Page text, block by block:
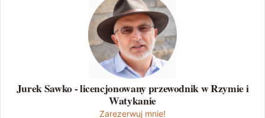
Jurek Sawko - licencjonowany przewodnik w Rzymie i
Watykanie
Zarezerwuj mnie!